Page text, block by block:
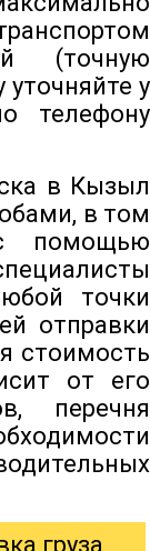
(точную
уточняйте у
телефону
в Кызыл
в том
помощью
точки
отправки
стоимость
от его
перечня
груза